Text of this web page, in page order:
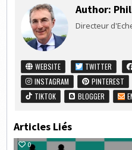
Author:
Directeur
WEBSITE TWITTER
INSTAGRAM
PINTEREST
TIKTOK
BLOGGER
Articles Liés
0